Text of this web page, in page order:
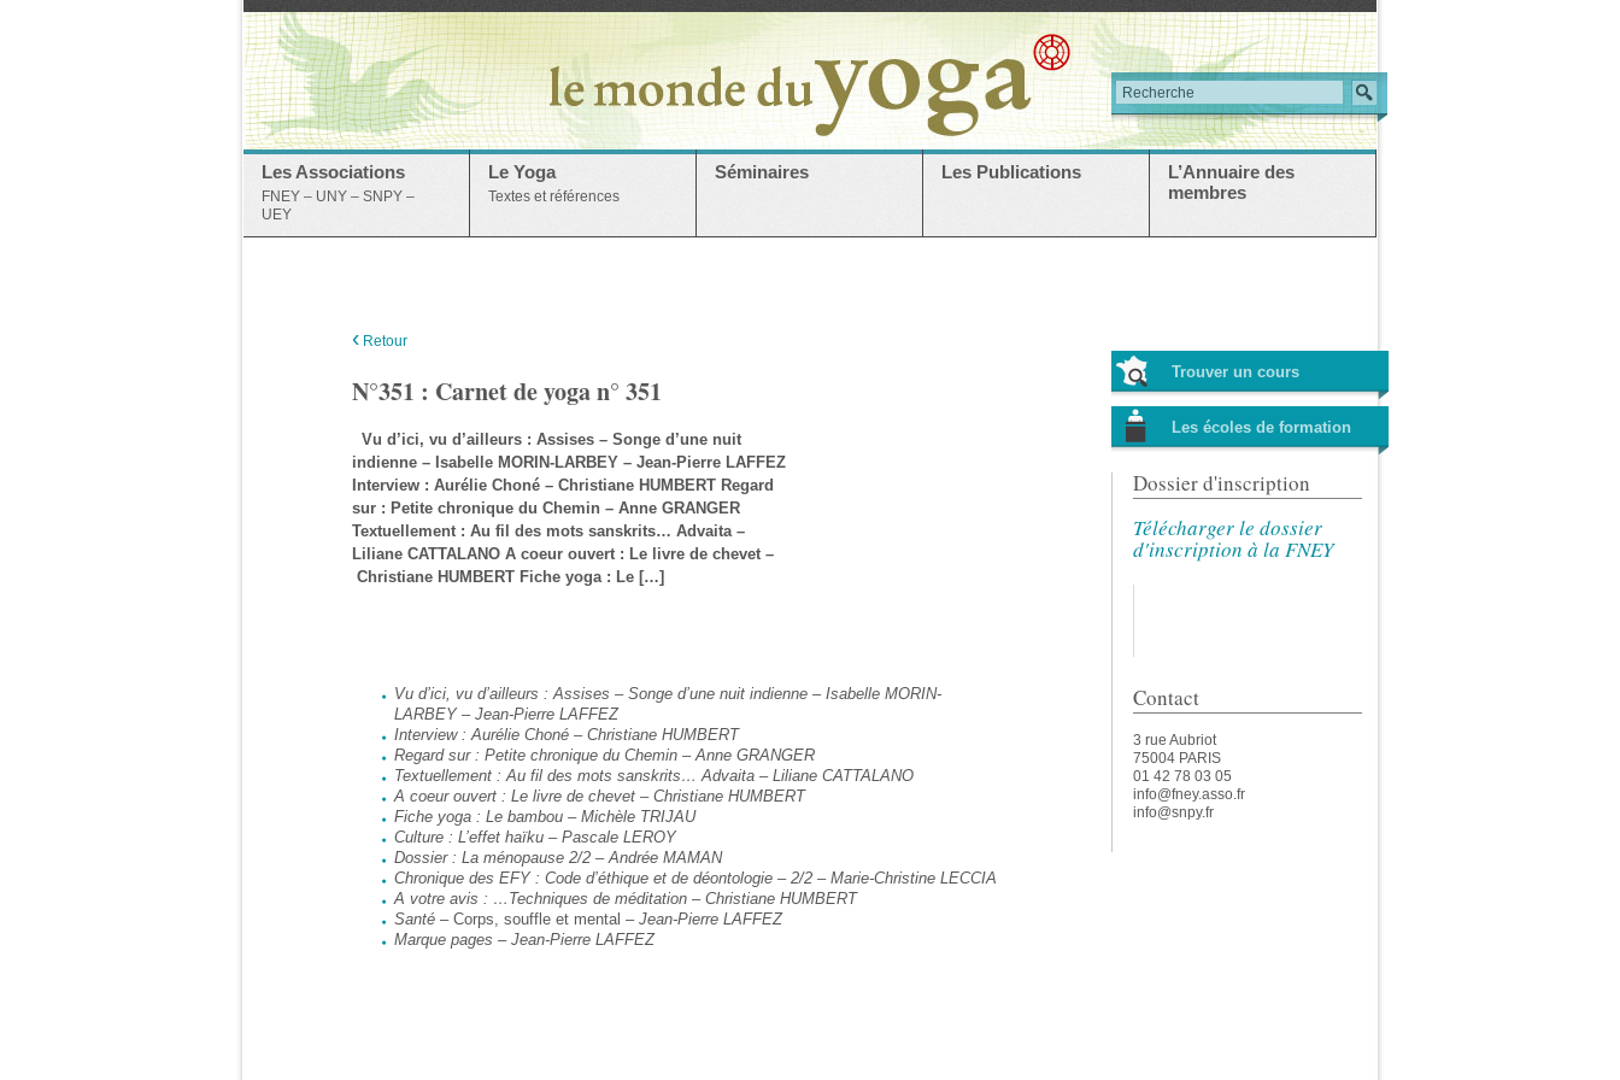
Les Associations
FNEY – UNY – SNPY –
UEY
Le Yoga
Textes et références
Séminaires Les Publications
L’Annuaire des
membres
‹ Retour
N°351 : Carnet de yoga n° 351
Vu d’ici, vu d’ailleurs : Assises – Songe d’une nuit
indienne – Isabelle MORIN-LARBEY – Jean-Pierre LAFFEZ
Interview : Aurélie Choné – Christiane HUMBERT Regard
sur : Petite chronique du Chemin – Anne GRANGER
Textuellement : Au fil des mots sanskrits… Advaita –
Liliane CATTALANO A coeur ouvert : Le livre de chevet –
Christiane HUMBERT Fiche yoga : Le […]
Vu d’ici, vu d’ailleurs : Assises – Songe d’une nuit indienne – Isabelle MORIN-
LARBEY – Jean-Pierre LAFFEZ
Interview : Aurélie Choné – Christiane HUMBERT
Regard sur : Petite chronique du Chemin – Anne GRANGER
Textuellement : Au fil des mots sanskrits… Advaita – Liliane CATTALANO
A coeur ouvert : Le livre de chevet – Christiane HUMBERT
Fiche yoga : Le bambou – Michèle TRIJAU
Culture : L’effet haïku – Pascale LEROY
Dossier : La ménopause 2/2 – Andrée MAMAN
Chronique des EFY : Code d’éthique et de déontologie – 2/2 – Marie-Christine LECCIA
A votre avis : …Techniques de méditation – Christiane HUMBERT
Santé – Corps, souffle et mental – Jean-Pierre LAFFEZ
Marque pages – Jean-Pierre LAFFEZ
Trouver un cours
Les écoles de formation
Dossier d'inscription
Télécharger le dossier
d'inscription à la FNEY
Contact
3 rue Aubriot
75004 PARIS
01 42 78 03 05
info@fney.asso.fr
info@snpy.fr